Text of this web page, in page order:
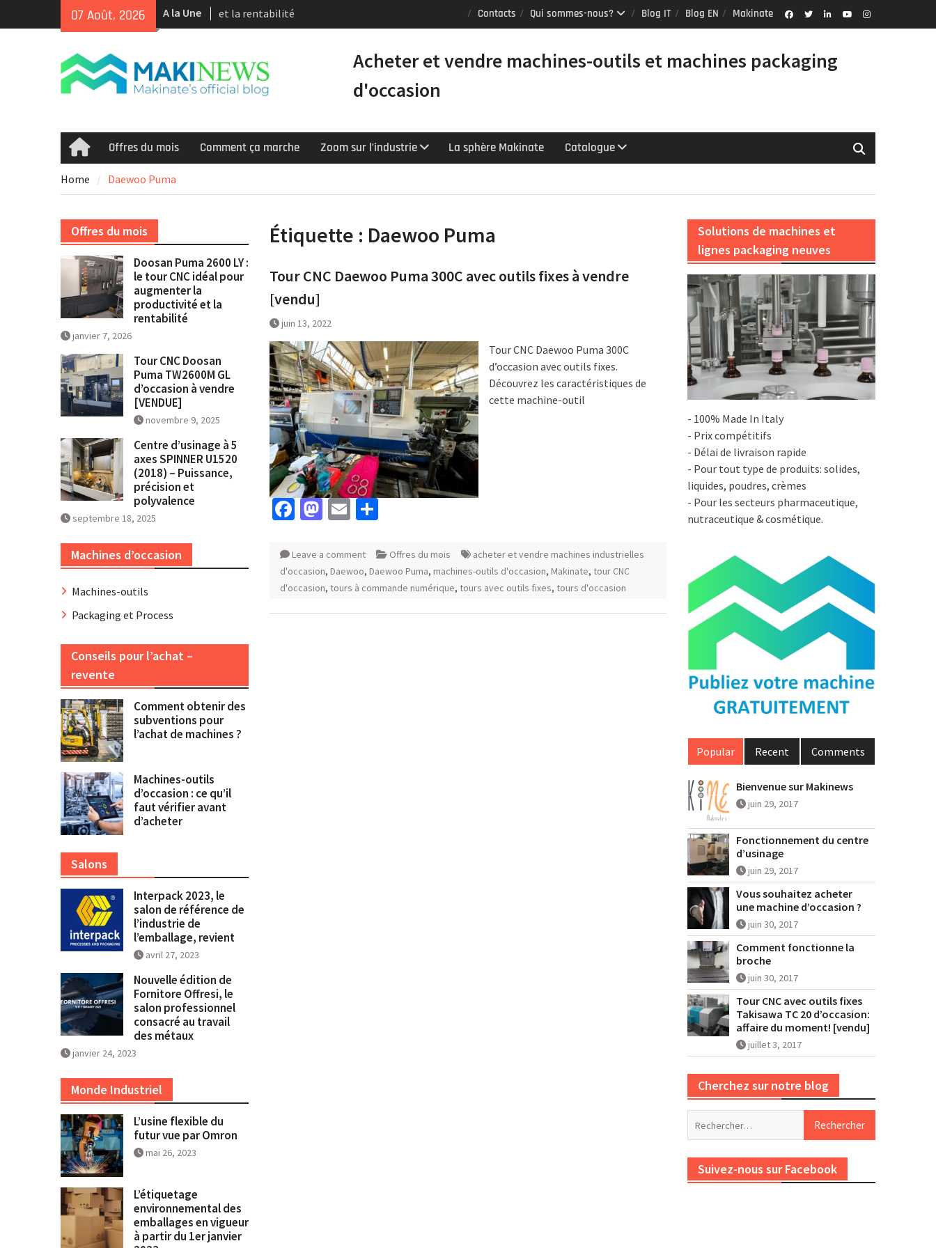
07 Août, 2026 A la Une
Tour CNC Doosan Puma TW2600M GL
d’occasion à vendre [VENDUE]
d’occasion récents équipés du contrôle
Smooth et de la technologie
multitâche
idéal pour augmenter la productivité
et la rentabilité
Contacts Qui sommes-nous? Blog IT Blog EN Makinate
Acheter et vendre machines-outils et machines packaging
d'occasion
HomeOffres du mois Comment ça marche Zoom sur l’industrie La sphère Makinate Catalogue
Home Daewoo Puma
Étiquette : Daewoo Puma
Tour CNC Daewoo Puma 300C avec outils fixes à vendre
[vendu]
juin 13, 2022
Tour CNC Daewoo Puma 300C
d’occasion avec outils fixes.
Découvrez les caractéristiques de
cette machine-outil
Facebook
Mastodon
Email
Leave a comment Offres du mois
acheter et vendre machines industrielles
d'occasion, Daewoo, Daewoo Puma, machines-outils d'occasion, Makinate, tour CNC
d'occasion, tours à commande numérique, tours avec outils fixes, tours d'occasion
Solutions de machines et
lignes packaging neuves
- 100% Made In Italy
- Prix compétitifs
- Délai de livraison rapide
- Pour tout type de produits: solides,
liquides, poudres, crèmes
- Pour les secteurs pharmaceutique,
nutraceutique & cosmétique.
Popular Recent Comments
Bienvenue sur Makinews
juin 29, 2017
Fonctionnement du centre
d’usinage
juin 29, 2017
Vous souhaitez acheter
une machine d’occasion ?
juin 30, 2017
Comment fonctionne la
broche
juin 30, 2017
Tour CNC avec outils fixes
Takisawa TC 20 d’occasion:
affaire du moment! [vendu]
juillet 3, 2017
Cherchez sur notre blog
Suivez-nous sur Facebook
Offres du mois
Doosan Puma 2600 LY :
le tour CNC idéal pour
augmenter la
productivité et la
rentabilité
janvier 7, 2026
Tour CNC Doosan
Puma TW2600M GL
d’occasion à vendre
[VENDUE]
novembre 9, 2025
Centre d’usinage à 5
axes SPINNER U1520
(2018) – Puissance,
précision et
polyvalence
septembre 18, 2025
Machines d’occasion
Machines-outils
Packaging et Process
Conseils pour l’achat –
revente
Comment obtenir des
subventions pour
l’achat de machines ?
Machines-outils
d’occasion : ce qu’il
faut vérifier avant
d’acheter
Salons
Interpack 2023, le
salon de référence de
l’industrie de
l’emballage, revient
avril 27, 2023
Nouvelle édition de
Fornitore Offresi, le
salon professionnel
consacré au travail
des métaux
janvier 24, 2023
Monde Industriel
L’usine flexible du
futur vue par Omron
mai 26, 2023
L’étiquetage
environnemental des
emballages en vigueur
à partir du 1er janvier